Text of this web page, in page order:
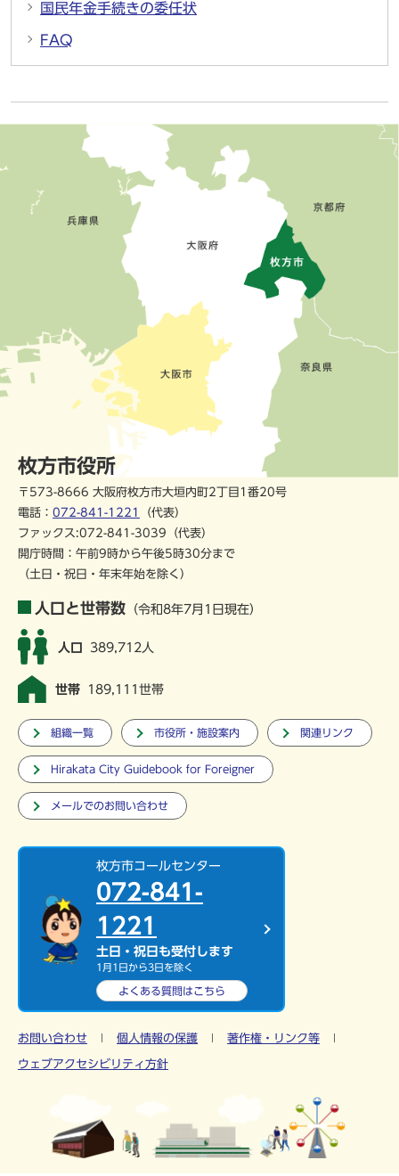
国民年金手続きの委任状
FAQ
枚方市役所
〒573-8666 大阪府枚方市大垣内町2丁目1番20号
電話： 072-841-1221
（代表）
ファックス:072-841-3039（代表）
開庁時間：午前9時から午後5時30分まで
（土日・祝日・年末年始を除く）
人口と世帯数 （令和8年7月1日現在）
人口 389,712人
世帯 189,111世帯
組織一覧 市役所・施設案内 関連リンク
Hirakata City Guidebook for Foreigner
メールでのお問い合わせ
枚方市コールセンター
072-841-
1221
土日・祝日も受付します
1月1日から3日を除く
よくある質問はこちら
お問い合わせ 個人情報の保護 著作権・リンク等
ウェブアクセシビリティ方針